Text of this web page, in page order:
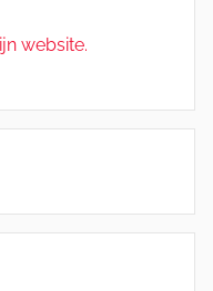
website.